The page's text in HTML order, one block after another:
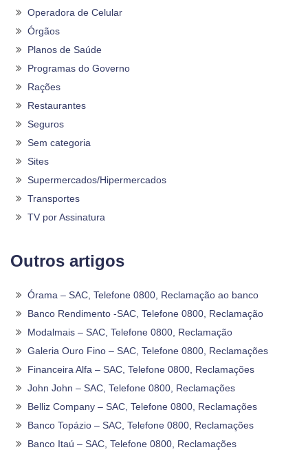
Operadora de Celular
Órgãos
Planos de Saúde
Programas do Governo
Rações
Restaurantes
Seguros
Sem categoria
Sites
Supermercados/Hipermercados
Transportes
TV por Assinatura
Outros artigos
Órama – SAC, Telefone 0800, Reclamação ao banco
Banco Rendimento -SAC, Telefone 0800, Reclamação
Modalmais – SAC, Telefone 0800, Reclamação
Galeria Ouro Fino – SAC, Telefone 0800, Reclamações
Financeira Alfa – SAC, Telefone 0800, Reclamações
John John – SAC, Telefone 0800, Reclamações
Belliz Company – SAC, Telefone 0800, Reclamações
Banco Topázio – SAC, Telefone 0800, Reclamações
Banco Itaú – SAC, Telefone 0800, Reclamações